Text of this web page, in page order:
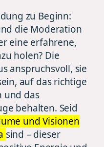
zu Beginn:
die Moderation
eine erfahrene,
holen? Die
anspruchsvoll, sie
auf das richtige
und das
behalten. Seid
und Visionen
sind – dieser